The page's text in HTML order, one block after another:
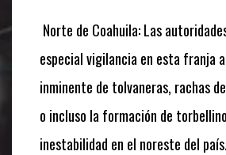
Norte de Coahuila: Las
especial vigilancia en esta franja
inminente de tolvaneras, rachas
o incluso la formación de
inestabilidad en el noreste del país.